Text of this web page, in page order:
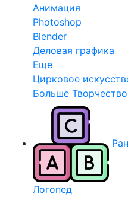
Анимация
Photoshop
Blender
Деловая графика
Еще
Цирковое
Больше Творчество
Логопед